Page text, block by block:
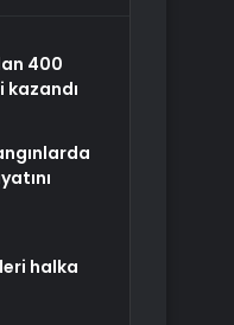
400
kazandı
halka